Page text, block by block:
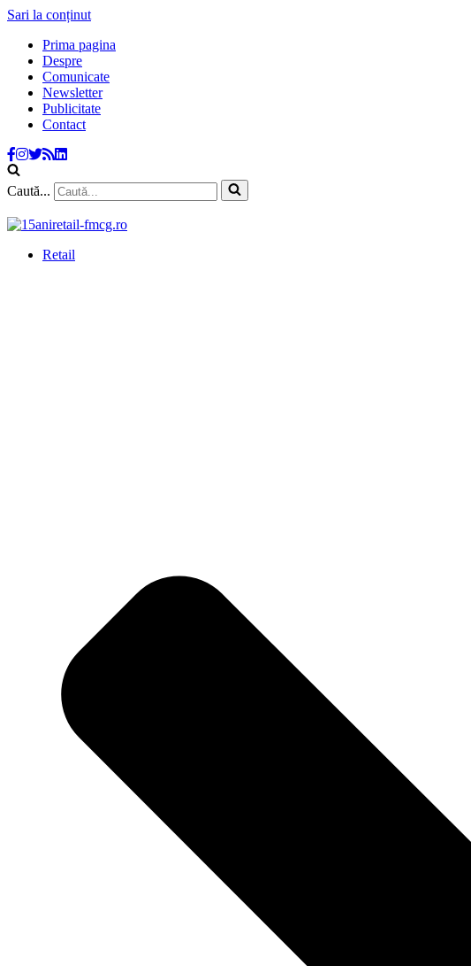
Sari la conținut
Prima pagina
Despre
Comunicate
Newsletter
Publicitate
Contact
Caută...
Retail